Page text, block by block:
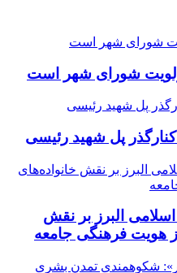
شورای شهر است
کنارگذر پل شهید رئیسی
البرز بر نقش
هویت فرهنگی جامعه